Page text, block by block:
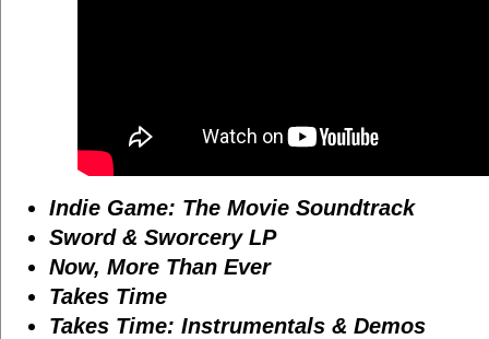
Indie Game: The Movie Soundtrack
Sword & Sworcery LP
Now, More Than Ever
Takes Time
Takes Time: Instrumentals & Demos